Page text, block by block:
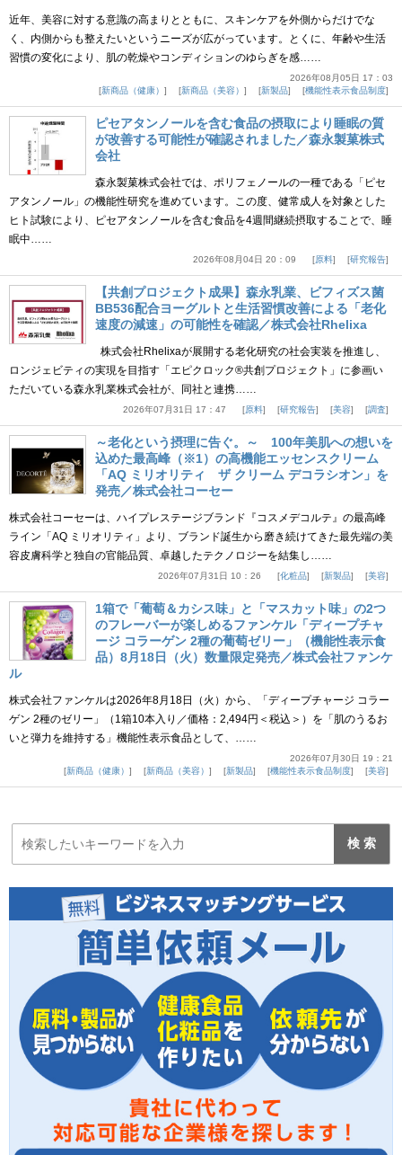
近年、美容に対する意識の高まりとともに、スキンケアを外側からだけでな
く、内側からも整えたいというニーズが広がっています。とくに、年齢や生活
習慣の変化により、肌の乾燥やコンディションのゆらぎを感……
2026年08月05日 17：03
新商品（健康）
新商品（美容） 新製品 機能性表示食品制度
ピセアタンノールを含む食品の摂取により睡眠の質
が改善する可能性が確認されました／森永製菓株式
会社
森永製菓株式会社では、ポリフェノールの一種である「ピセ
アタンノール」の機能性研究を進めています。この度、健常成人を対象とした
ヒト試験により、ピセアタンノールを含む食品を4週間継続摂取することで、睡
眠中……
2026年08月04日 20：09 原料 研究報告
【共創プロジェクト成果】森永乳業、ビフィズス菌
BB536配合ヨーグルトと生活習慣改善による「老化
速度の減速」の可能性を確認／株式会社Rhelixa
株式会社Rhelixaが展開する老化研究の社会実装を推進し、
ロンジェビティの実現を目指す「エピクロック®共創プロジェクト」に参画い
ただいている森永乳業株式会社が、同社と連携……
2026年07月31日 17：47 原料 研究報告 美容 調査
～老化という摂理に告ぐ。～ 100年美肌への想いを
込めた最高峰（※1）の高機能エッセンスクリーム
「AQ ミリオリティ ザ クリーム デコラシオン」を
発売／株式会社コーセー
株式会社コーセーは、ハイプレステージブランド『コスメデコルテ』の最高峰
ライン「AQ ミリオリティ」より、ブランド誕生から磨き続けてきた最先端の美
容皮膚科学と独自の官能品質、卓越したテクノロジーを結集し……
2026年07月31日 10：26 化粧品 新製品 美容
1箱で「葡萄＆カシス味」と「マスカット味」の2つ
のフレーバーが楽しめるファンケル「ディープチャ
ージ コラーゲン 2種の葡萄ゼリー」（機能性表示食
品）8月18日（火）数量限定発売／株式会社ファンケ
ル
株式会社ファンケルは2026年8月18日（火）から、「ディープチャージ コラー
ゲン 2種のゼリー」（1箱10本入り／価格：2,494円＜税込＞）を「肌のうるお
いと弾力を維持する」機能性表示食品として、……
2026年07月30日 19：21
新商品（健康）
新商品（美容） 新製品 機能性表示食品制度 美容